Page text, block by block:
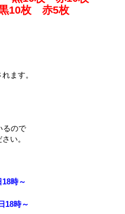
10枚 赤5枚
ます。
るので
い。
時～
18時～